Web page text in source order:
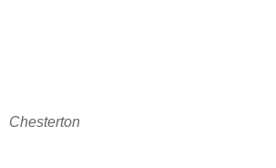
Chesterton